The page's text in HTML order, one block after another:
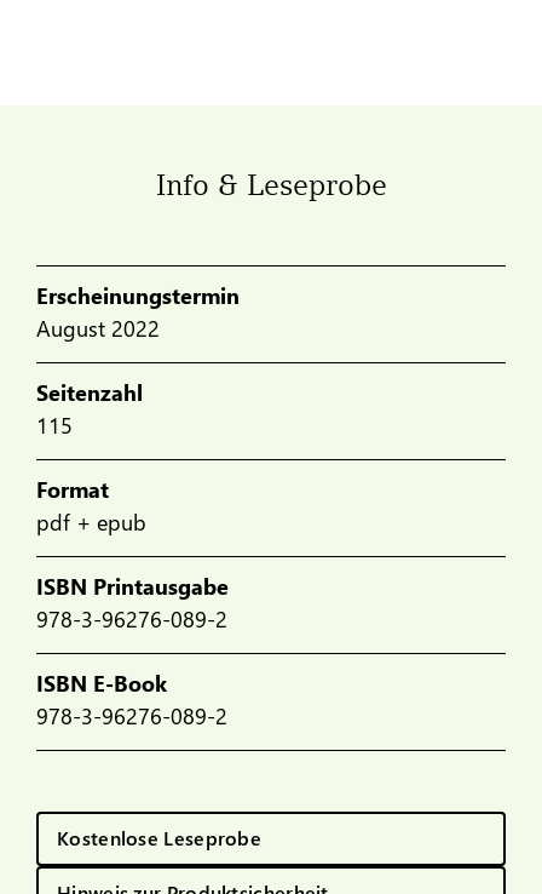
Info & Leseprobe
Erscheinungstermin
August 2022
Seitenzahl
115
Format
pdf + epub
ISBN Printausgabe
978-3-96276-089-2
ISBN E-Book
978-3-96276-089-2
Kostenlose Leseprobe